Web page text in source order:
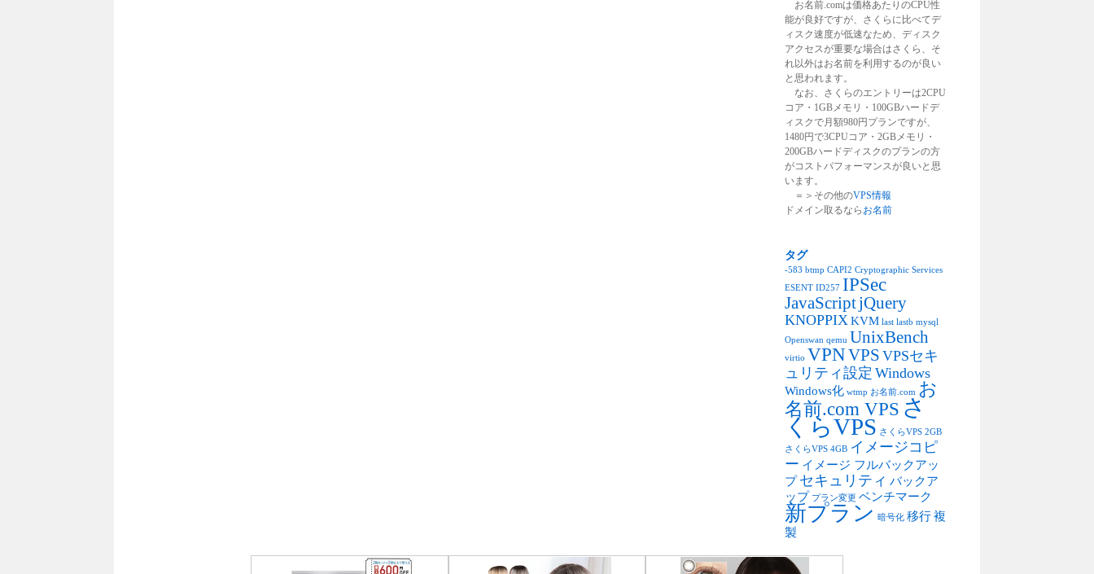
お名前.comは価格あたりのCPU性
能が良好ですが、さくらに比べてデ
ィスク速度が低速なため、ディスク
アクセスが重要な場合はさくら、そ
れ以外はお名前を利用するのが良い
と思われます。
なお、さくらのエントリーは2CPU
コア・1GBメモリ・100GBハードデ
ィスクで月額980円プランですが、
1480円で3CPUコア・2GBメモリ・
200GBハードディスクのプランの方
がコストパフォーマンスが良いと思
います。
＝＞その他のVPS情報
ドメイン取るなら お名前
タグ
-583 btmp CAPI2 Cryptographic Services
ESENT ID257 IPSec
JavaScriptjQuery
KNOPPIXKVM last lastb mysql
Openswan qemu UnixBench
virtio VPNVPS VPSセキ
ュリティ設定 Windows
Windows化 wtmp お名前.com お
名前.com VPS さ
くらVPS さくらVPS 2GB
さくらVPS 4GB イメージコピ
ー イメージ フルバックアッ
プ セキュリティ バックア
ップ プラン変更 ベンチマーク
新プラン 暗号化 移行複
製